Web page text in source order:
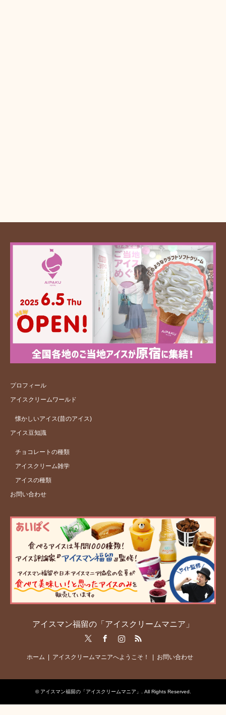
プロフィール
アイスクリームワールド
懐かしいアイス(昔のアイス)
アイス豆知識
チョコレートの種類
アイスクリーム雑学
アイスの種類
お問い合わせ
アイスマン福留の「アイスクリームマニア」
RSS
ホーム アイスクリームマニアへようこそ！ お問い合わせ
© アイスマン福留の「アイスクリームマニア」 . All Rights Reserved.